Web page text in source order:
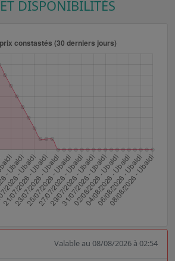
DISPONIBILITÉS
Valable au 08/08/2026 à 02:54